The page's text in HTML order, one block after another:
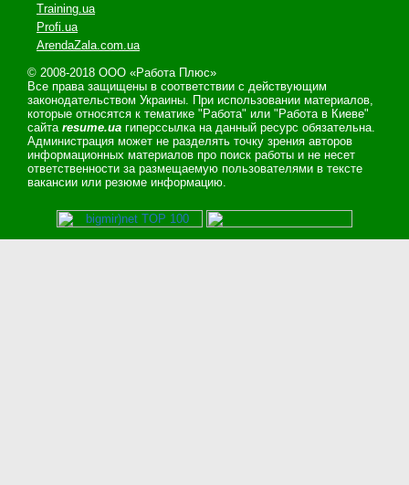
Training.ua
Profi.ua
ArendaZala.com.ua
© 2008-2018 ООО «Работа Плюс»
Все права защищены в соответствии с действующим
законодательством Украины. При использовании материалов,
которые относятся к тематике "Работа" или "Работа в Киеве"
сайта resume.ua гиперссылка на данный ресурс обязательна.
Администрация может не разделять точку зрения авторов
информационных материалов про поиск работы и не несет
ответственности за размещаемую пользователями в тексте
вакансии или резюме информацию.